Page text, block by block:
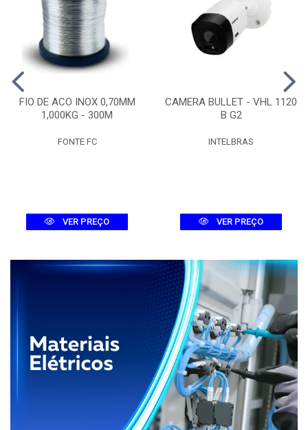
FIO DE ACO INOX 0,70MM
1,000KG - 300M
FONTE FC
VER PREÇO
CAMERA BULLET - VHL 1120
B G2
INTELBRAS
VER PREÇO